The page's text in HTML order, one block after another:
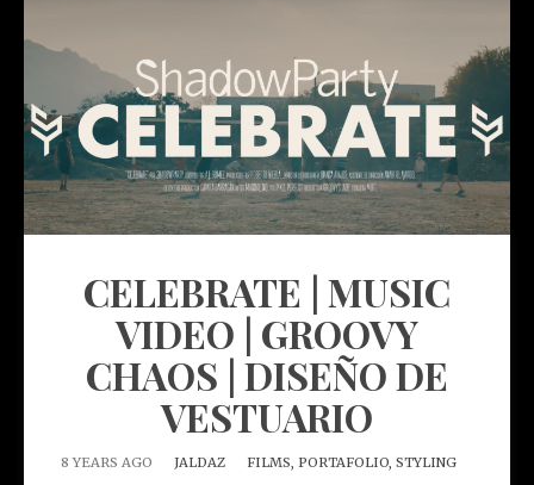
CELEBRATE | MUSIC
VIDEO | GROOVY
CHAOS | DISEÑO DE
VESTUARIO
8 YEARS AGO JALDAZ FILMS, PORTAFOLIO, STYLING